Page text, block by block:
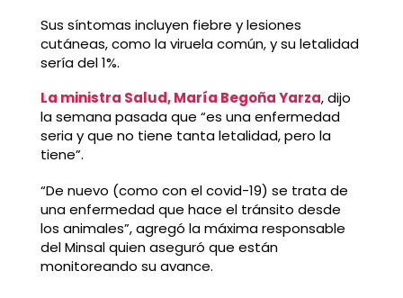
Sus síntomas incluyen fiebre y lesiones
cutáneas, como la viruela común, y su letalidad
sería del 1%.
La ministra Salud, María Begoña Yarza, dijo
la semana pasada que “es una enfermedad
seria y que no tiene tanta letalidad, pero la
tiene”.
“De nuevo (como con el covid-19) se trata de
una enfermedad que hace el tránsito desde
los animales”, agregó la máxima responsable
del Minsal quien aseguró que están
monitoreando su avance.